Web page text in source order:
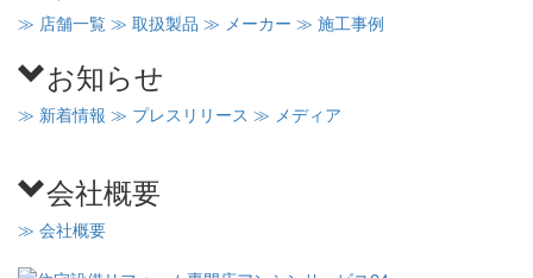
≫ 店舗一覧 ≫ 取扱製品 ≫ メーカー ≫ 施工事例
お知らせ
≫ 新着情報 ≫ プレスリリース ≫ メディア
会社概要
≫ 会社概要